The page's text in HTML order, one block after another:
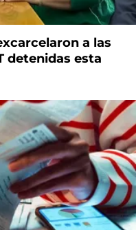
a las
detenidas esta